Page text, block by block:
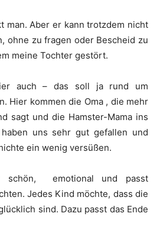
man. Aber er kann trotzdem nicht
ohne zu fragen oder Bescheid zu
meine Tochter gestört.
auch – das soll ja rund um
Hier kommen die Oma , die mehr
sagt und die Hamster-Mama ins
uns sehr gut gefallen und
ein wenig versüßen.
schön, emotional und passt
Jedes Kind möchte, dass die
sind. Dazu passt das Ende